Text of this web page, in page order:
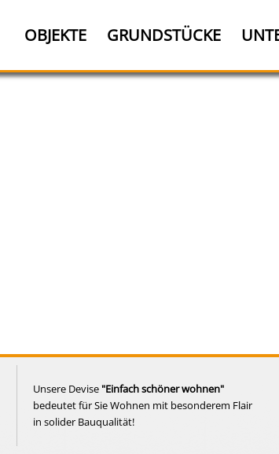
OBJEKTE GRUNDSTÜCKE
Unsere Devise "Einfach schöner wohnen"
bedeutet für Sie Wohnen mit besonderem Flair
in solider Bauqualität!